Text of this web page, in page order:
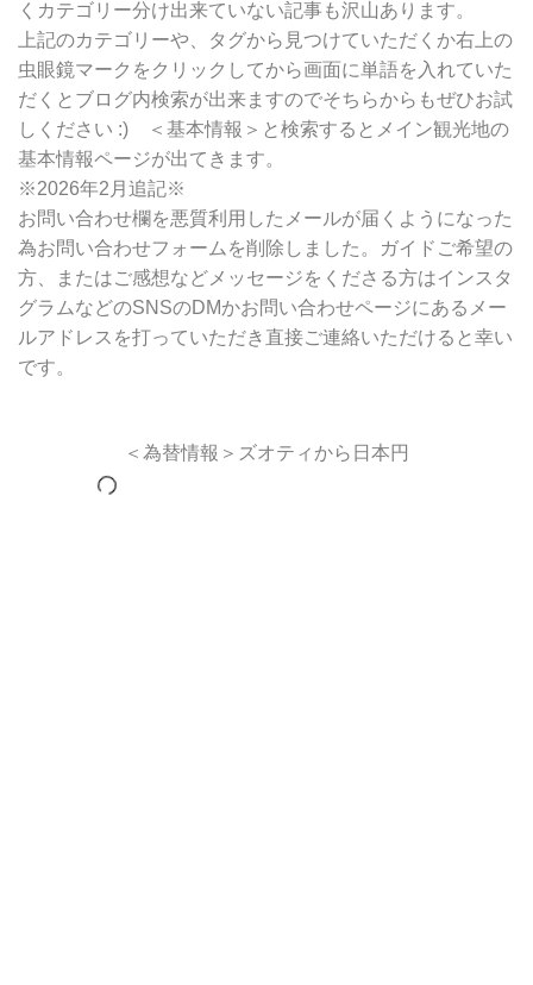
くカテゴリー分け出来ていない記事も沢山あります。
上記のカテゴリーや、タグから見つけていただくか右上の
虫眼鏡マークをクリックしてから画面に単語を入れていた
だくとブログ内検索が出来ますのでそちらからもぜひお試
しください :) ＜基本情報＞と検索するとメイン観光地の
基本情報ページが出てきます。
※2026年2月追記※
お問い合わせ欄を悪質利用したメールが届くようになった
為お問い合わせフォームを削除しました。ガイドご希望の
方、またはご感想などメッセージをくださる方はインスタ
グラムなどのSNSのDMかお問い合わせページにあるメー
ルアドレスを打っていただき直接ご連絡いただけると幸い
です。
＜為替情報＞ズオティから日本円